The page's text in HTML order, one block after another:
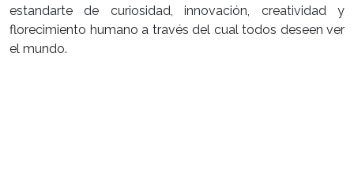
estandarte de curiosidad, innovación, creatividad y
florecimiento humano a través del cual todos deseen ver
el mundo.